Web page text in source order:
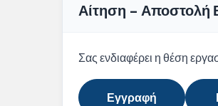
Αίτηση - Αποστολή
Σας ενδιαφέρει η θέση
Εγγραφή